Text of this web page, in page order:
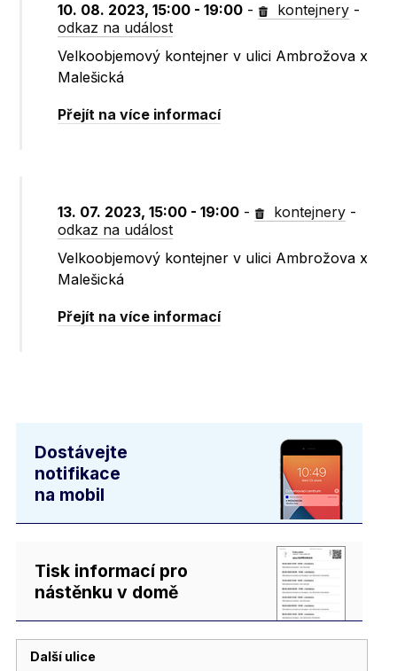
10. 08. 2023, 15:00 - 19:00 - kontejnery -
odkaz na událost
Velkoobjemový kontejner v ulici Ambrožova x
Malešická
Přejít na více informací
13. 07. 2023, 15:00 - 19:00 - kontejnery -
odkaz na událost
Velkoobjemový kontejner v ulici Ambrožova x
Malešická
Přejít na více informací
Dostávejte
notifikace
na mobil
Tisk informací pro
nástěnku v domě
Další ulice